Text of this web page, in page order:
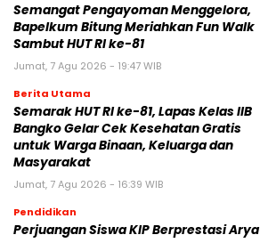
Semangat Pengayoman Menggelora,
Bapelkum Bitung Meriahkan Fun Walk
Sambut HUT RI ke-81
Jumat, 7 Agu 2026 - 19:47 WIB
Berita Utama
Semarak HUT RI ke-81, Lapas Kelas IIB
Bangko Gelar Cek Kesehatan Gratis
untuk Warga Binaan, Keluarga dan
Masyarakat
Jumat, 7 Agu 2026 - 16:39 WIB
Pendidikan
Perjuangan Siswa KIP Berprestasi Arya